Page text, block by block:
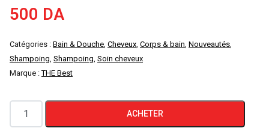
500 DA
Catégories : Bain & Douche, Cheveux, Corps & bain, Nouveautés,
Shampoing, Shampoing, Soin cheveux
Marque :THE Best
quantité
de
ACHETER